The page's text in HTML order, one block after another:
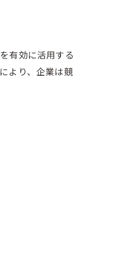
有効に活用する
より、企業は競